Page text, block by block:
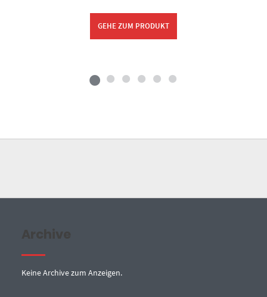
GEHE ZUM PRODUKT
Archive
Keine Archive zum Anzeigen.